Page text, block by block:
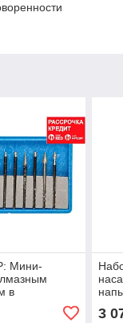
Мини-
в
d=3мм,
3